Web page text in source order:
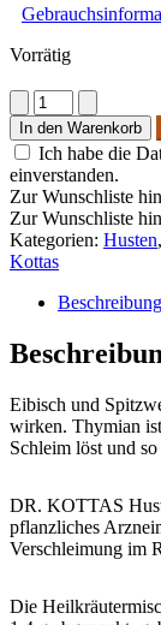
Vorrätig
DR.
KOTTAS
Husten-
Bronchialtee
Menge
In den Warenkorb
Ich habe die
einverstanden.
Zur Wunschliste
Zur Wunschliste
Kategorien: Husten,
Kottas
Beschreibung
Eibisch und
wirken. Thymian
Schleim löst und
DR. KOTTAS
pflanzliches
Verschleimung im
Die